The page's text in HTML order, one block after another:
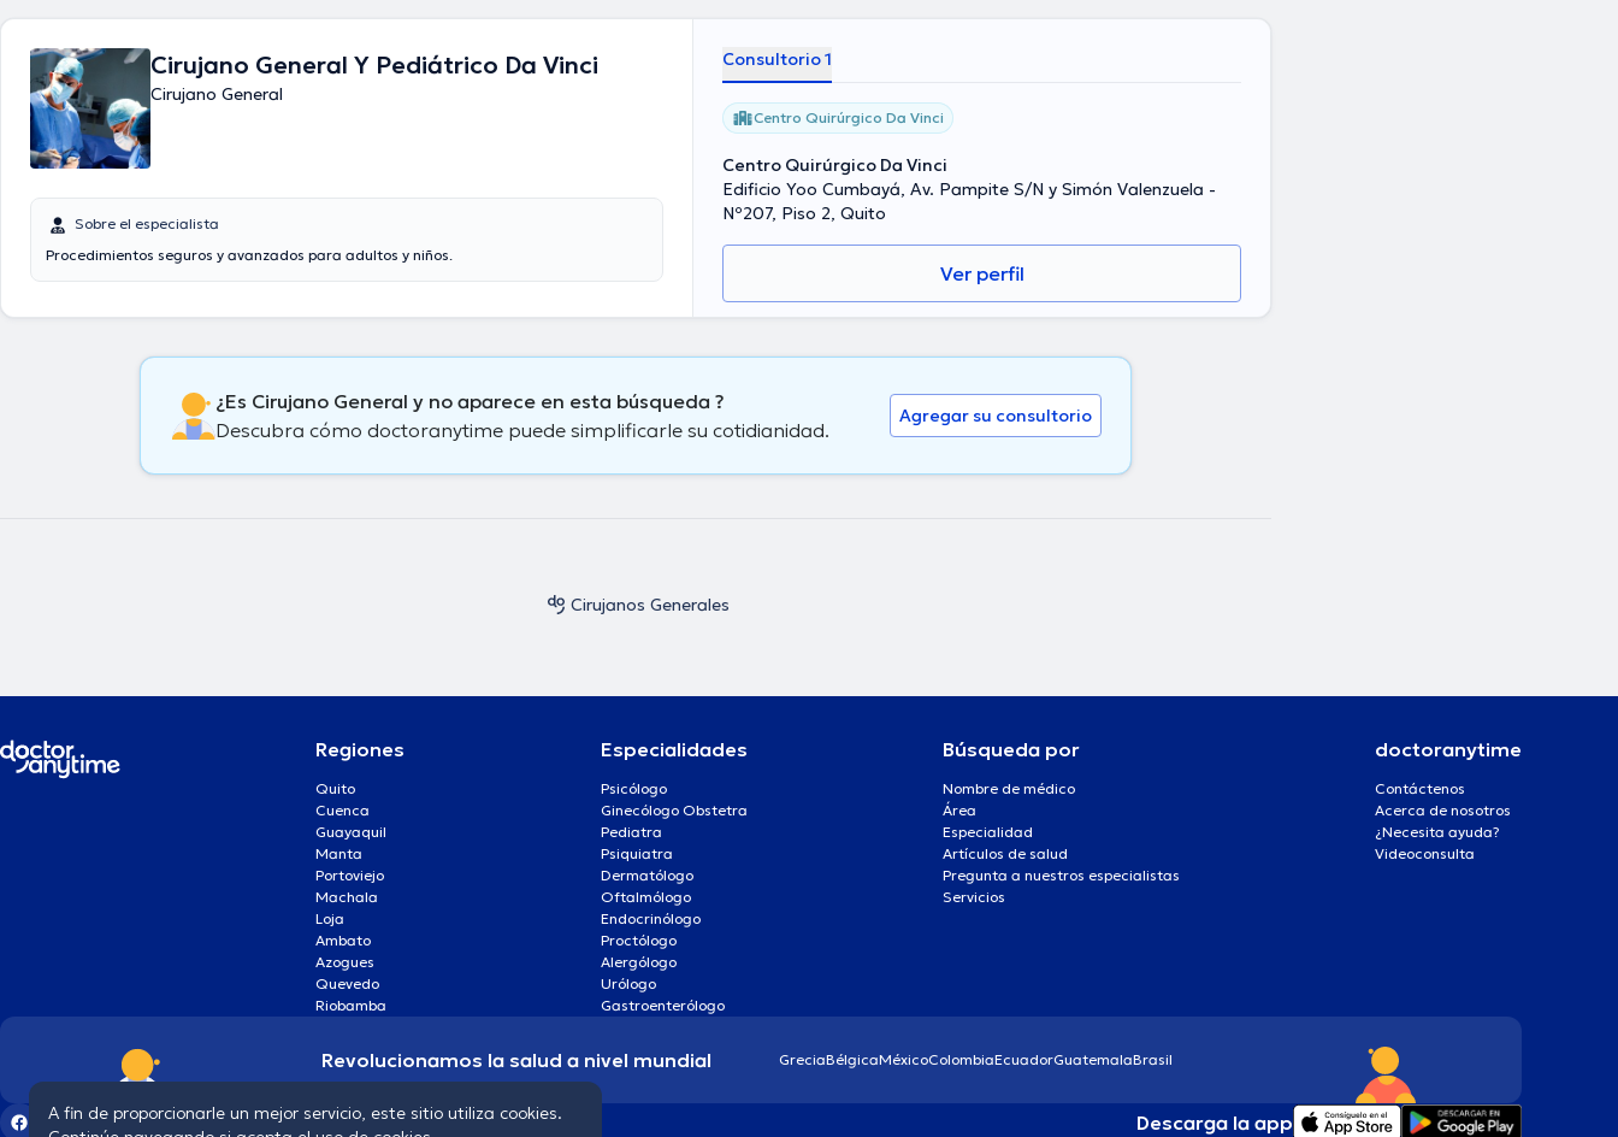
Cirujano General Y Pediátrico Da Vinci
Cirujano General
Sobre el especialista
Procedimientos seguros y avanzados para adultos y niños.
Consultorio 1
Centro Quirúrgico Da Vinci
Centro Quirúrgico Da Vinci
Edificio Yoo Cumbayá, Av. Pampite S/N y Simón Valenzuela -
Nº207, Piso 2, Quito
Ver perfil
¿Es Cirujano General y no aparece en esta búsqueda ?
Descubra cómo doctoranytime puede simplificarle su cotidianidad.
Agregar su consultorio
Cirujanos Generales
Regiones
Quito
Cuenca
Guayaquil
Manta
Portoviejo
Machala
Loja
Ambato
Azogues
Quevedo
Riobamba
Especialidades
Psicólogo
Ginecólogo Obstetra
Pediatra
Psiquiatra
Dermatólogo
Oftalmólogo
Endocrinólogo
Proctólogo
Alergólogo
Urólogo
Gastroenterólogo
Búsqueda por
Nombre de médico
Área
Especialidad
Artículos de salud
Pregunta a nuestros especialistas
Servicios
doctoranytime
Contáctenos
Acerca de nosotros
¿Necesita ayuda?
Videoconsulta
Revolucionamos la salud a nivel mundial GreciaBélgicaMéxicoColombiaEcuadorGuatemalaBrasil
Descarga la app
A fin de proporcionarle un mejor servicio, este sitio utiliza cookies.